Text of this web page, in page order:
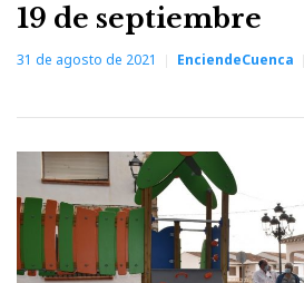
19 de septiembre
31 de agosto de 2021 EnciendeCuenca